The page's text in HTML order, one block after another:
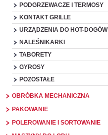
PODGRZEWACZE I TERMOSY
KONTAKT GRILLE
URZĄDZENIA DO HOT-DOGÓW
NALEŚNIKARKI
TABORETY
GYROSY
POZOSTAŁE
OBRÓBKA MECHANICZNA
PAKOWANIE
POLEROWANIE I SORTOWANIE